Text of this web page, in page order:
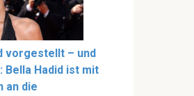
vorgestellt – und
Hadid ist mit
an die